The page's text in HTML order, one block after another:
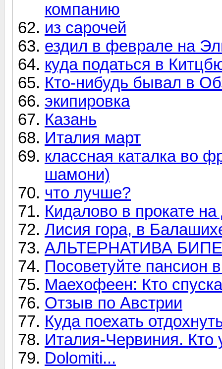
компанию
из сарочей
ездил в феврале на
куда податься в
Кто-нибудь бывал в
экипировка
Казань
Италия март
классная каталка во
шамони)
что лучше?
Кидалово в прокате
Лисия гора, в
АЛЬТЕРНАТИВА
Посоветуйте пансион
Маехофеен: Кто
Отзыв по Австрии
Куда поехать
Италия-Червиния. Кто
Dolomiti...